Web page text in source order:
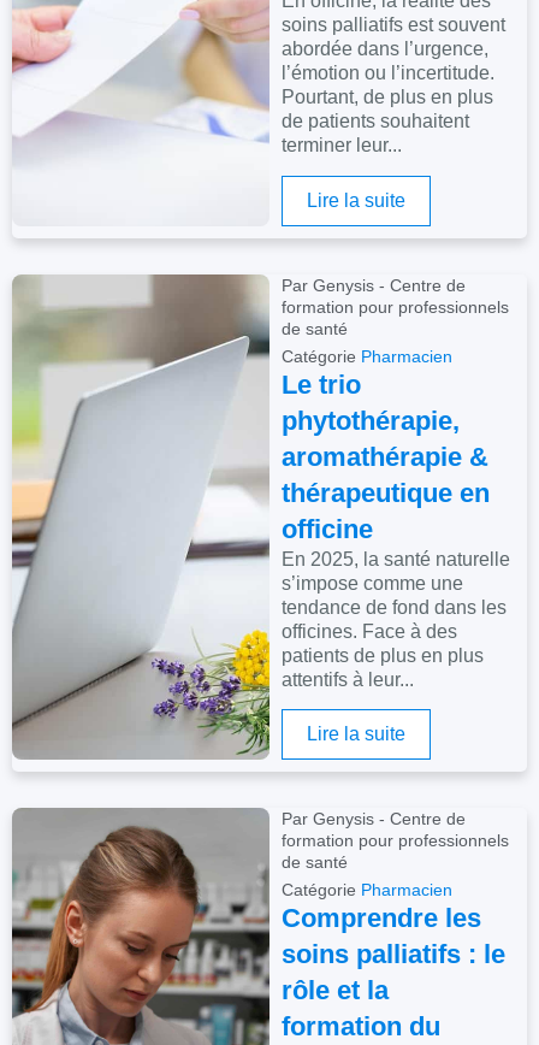
soins palliatifs est souvent
abordée dans l’urgence,
l’émotion ou l’incertitude.
Pourtant, de plus en plus
de patients souhaitent
terminer leur...
Lire la suite
Par Genysis - Centre de
formation pour professionnels
de santé
Catégorie Pharmacien
Le trio
phytothérapie,
aromathérapie &
thérapeutique en
officine
En 2025, la santé naturelle
s’impose comme une
tendance de fond dans les
officines. Face à des
patients de plus en plus
attentifs à leur...
Lire la suite
Par Genysis - Centre de
formation pour professionnels
de santé
Catégorie Pharmacien
Comprendre les
soins palliatifs : le
rôle et la
formation du